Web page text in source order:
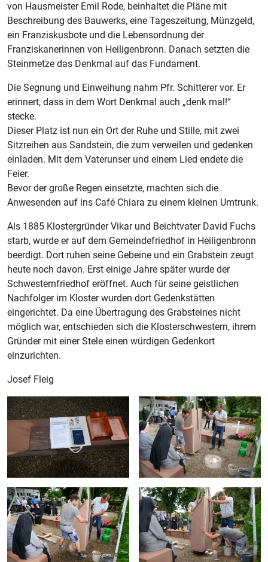
von Hausmeister Emil Rode, beinhaltet die Pläne mit
Beschreibung des Bauwerks, eine Tageszeitung, Münzgeld,
ein Franziskusbote und die Lebensordnung der
Franziskanerinnen von Heiligenbronn. Danach setzten die
Steinmetze das Denkmal auf das Fundament.
Die Segnung und Einweihung nahm Pfr. Schitterer vor. Er
erinnert, dass in dem Wort Denkmal auch „denk mal!“
stecke.
Dieser Platz ist nun ein Ort der Ruhe und Stille, mit zwei
Sitzreihen aus Sandstein, die zum verweilen und gedenken
einladen. Mit dem Vaterunser und einem Lied endete die
Feier.
Bevor der große Regen einsetzte, machten sich die
Anwesenden auf ins Café Chiara zu einem kleinen Umtrunk.
Als 1885 Klostergründer Vikar und Beichtvater David Fuchs
starb, wurde er auf dem Gemeindefriedhof in Heiligenbronn
beerdigt. Dort ruhen seine Gebeine und ein Grabstein zeugt
heute noch davon. Erst einige Jahre später wurde der
Schwesternfriedhof eröffnet. Auch für seine geistlichen
Nachfolger im Kloster wurden dort Gedenkstätten
eingerichtet. Da eine Übertragung des Grabsteines nicht
möglich war, entschieden sich die Klosterschwestern, ihrem
Gründer mit einer Stele einen würdigen Gedenkort
einzurichten.
Josef Fleig